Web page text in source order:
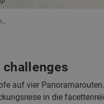
challenges
auf vier
in die